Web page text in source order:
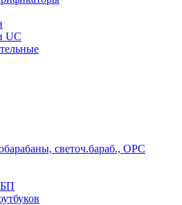
UC
светоч.бараб., OPC